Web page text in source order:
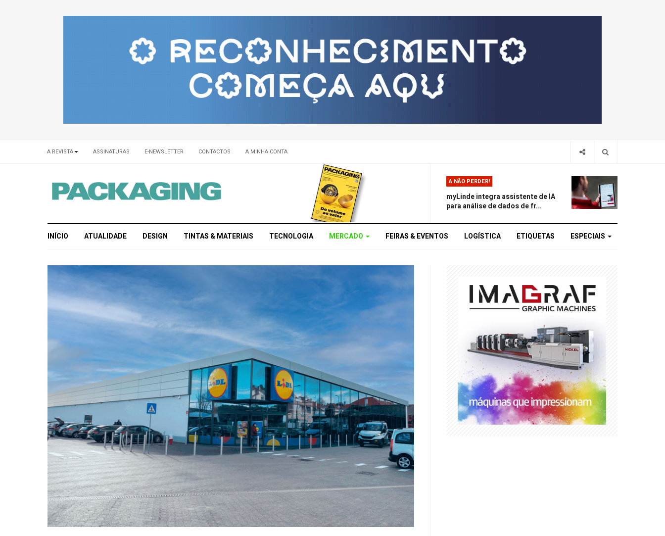
A REVISTA ASSINATURAS E-NEWSLETTER CONTACTOS A MINHA CONTA
A NÃO PERDER!
myLinde integra assistente de IA
para análise de dados de fr...
INÍCIO ATUALIDADE DESIGN TINTAS & MATERIAIS TECNOLOGIA MERCADO FEIRAS & EVENTOS LOGÍSTICA ETIQUETAS ESPECIAIS